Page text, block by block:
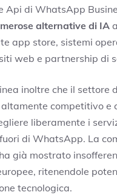
Api di WhatsApp
alternative di IA
app store, sistemi
web e partnership di
inoltre che il settore
competitivo e
liberamente i
di WhatsApp. La
già mostrato
ritenendole
tecnologica.